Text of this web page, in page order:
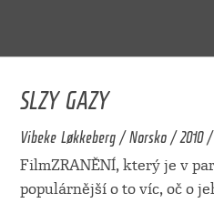
SLZY GAZY
Vibeke Løkkeberg / Norsko / 2010
FilmZRANĚNÍ, který je v
populárnější o to víc, oč o